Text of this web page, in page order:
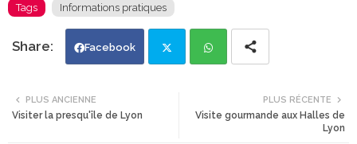
Tags Informations pratiques
Facebook
ats
PLUS RÉCENTE
Visite gourmande aux Halles de
Lyon
PLUS ANCIENNE
Visiter la presqu'île de Lyon